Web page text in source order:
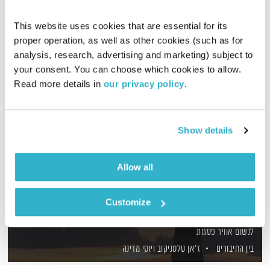
This website uses cookies that are essential for its
proper operation, as well as other cookies (such as for
analysis, research, advertising and marketing) subject to
your consent. You can choose which cookies to allow.
Read more details in our privacy policy.
Show details
Allow all
Customize
לנשום אוויר פסגות
בין החיבורים
ז'אן טלסניקוב ויוסי מדינה